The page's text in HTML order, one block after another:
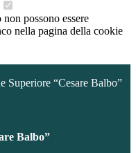
possono essere
nella pagina della cookie
Superiore “Cesare Balbo”
Balbo”